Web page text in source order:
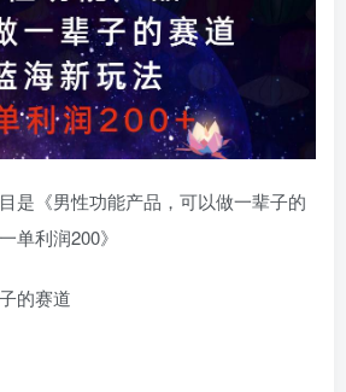
是《男性功能产品，可以做一辈子的
单利润200》
的赛道